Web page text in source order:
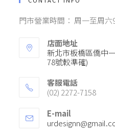
門市營業時間： 周一至周六
店面地址
新北市板橋區僑中
78號較準確)
客服電話
(02) 2272-7158
E-mail